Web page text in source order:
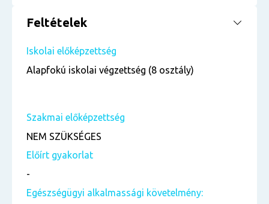
Feltételek
Iskolai előképzettség
Alapfokú iskolai végzettség (8 osztály)
Szakmai előképzettség
NEM SZÜKSÉGES
Előírt gyakorlat
-
Egészségügyi alkalmassági követelmény: